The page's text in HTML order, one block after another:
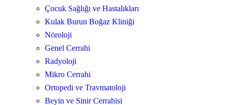
Çocuk Sağlığı ve Hastalıkları
Kulak Burun Boğaz Kliniği
Nöroloji
Genel Cerrahi
Radyoloji
Mikro Cerrahi
Ortopedi ve Travmatoloji
Beyin ve Sinir Cerrahisi